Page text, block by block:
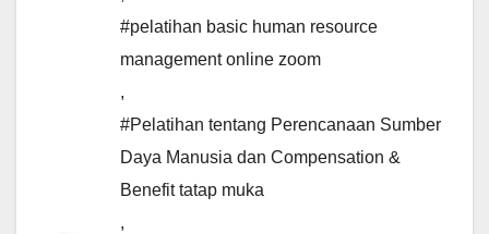
#pelatihan basic human resource
management online zoom
,
#Pelatihan tentang Perencanaan Sumber
Daya Manusia dan Compensation &
Benefit tatap muka
,